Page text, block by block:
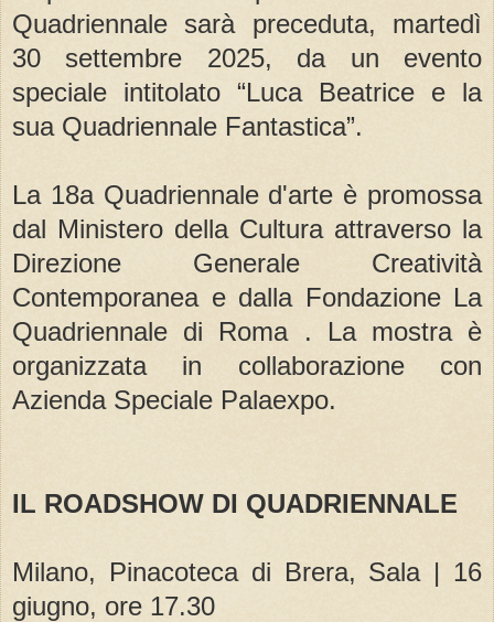
Quadriennale sarà preceduta, martedì
30 settembre 2025, da un evento
speciale intitolato “Luca Beatrice e la
sua Quadriennale Fantastica”.
La 18a Quadriennale d'arte è promossa
dal Ministero della Cultura attraverso la
Direzione Generale Creatività
Contemporanea e dalla Fondazione La
Quadriennale di Roma . La mostra è
organizzata in collaborazione con
Azienda Speciale Palaexpo.
IL ROADSHOW DI QUADRIENNALE
Milano, Pinacoteca di Brera, Sala | 16
giugno, ore 17.30